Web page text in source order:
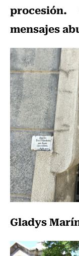
procesión.
mensajes
Gladys